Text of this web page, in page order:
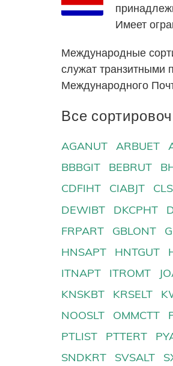
Имеет
Международные
служат транзитными
Международного
Все
AGANUT ARBUET
BBBGIT
BEBRUT
CDFIHT
CIABJT
DEWIBT
DKCPHT
FRPART
GBLONT
HNSAPT
HNTGUT
ITNAPT
ITROMT
KNSKBT
KRSELT
NOOSLT
OMMCTT
PTLIST
PTTERT
SNDKRT
SVSALT